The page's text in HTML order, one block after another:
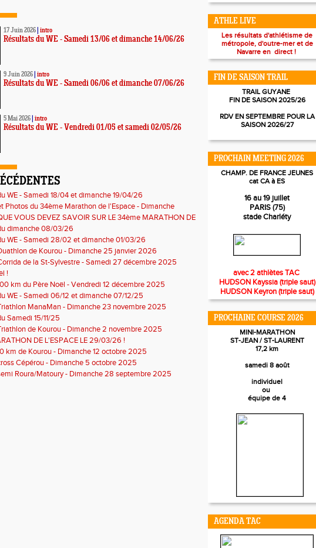
17 Juin 2026 intro
Résultats du WE - Samedi 13/06 et dimanche 14/06/26
9 Juin 2026 intro
Résultats du WE - Samedi 06/06 et dimanche 07/06/26
5 Mai 2026 intro
Résultats du WE - Vendredi 01/05 et samedi 02/05/26
WE - Samedi 18/04 et dimanche 19/04/26
Photos du 34ème Marathon de l'Espace - Dimanche
VOUS DEVEZ SAVOIR SUR LE 34ème MARATHON DE
dimanche 08/03/26
WE - Samedi 28/02 et dimanche 01/03/26
de Kourou - Dimanche 25 janvier 2026
de la St-Sylvestre - Samedi 27 décembre 2025
!
km du Père Noël - Vendredi 12 décembre 2025
WE - Samedi 06/12 et dimanche 07/12/25
ManaMan - Dimanche 23 novembre 2025
Samedi 15/11/25
de Kourou - Dimanche 2 novembre 2025
DE L'ESPACE LE 29/03/26 !
km de Kourou - Dimanche 12 octobre 2025
Cépérou - Dimanche 5 octobre 2025
Roura/Matoury - Dimanche 28 septembre 2025
ATHLE LIVE
Les résultats d'athlétisme de
métropole, d'outre-mer et de
Navarre en direct !
FIN DE SAISON TRAIL
TRAIL GUYANE
FIN DE SAISON 2025/26
RDV EN SEPTEMBRE POUR LA
SAISON 2026/27
PROCHAIN MEETING 2026
CHAMP. DE FRANCE JEUNES
cat CA à ES
16 au 19 juillet
PARIS (75)
stade Charléty
avec 2 athlètes TAC
HUDSON Kayssia (triple saut)
HUDSON Keyron (triple saut)
PROCHAINE COURSE 2026
MINI-MARATHON
ST-JEAN / ST-LAURENT
17,2 km
samedi 8 août
individuel
ou
équipe de 4
AGENDA TAC